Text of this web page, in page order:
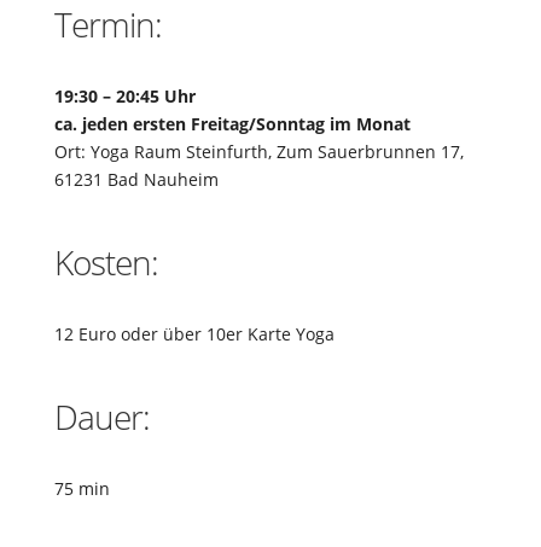
Termin:
19:30 – 20:45 Uhr
ca. jeden ersten Freitag/Sonntag im Monat
Ort: Yoga Raum Steinfurth, Zum Sauerbrunnen 17,
61231 Bad Nauheim
Kosten:
12 Euro oder über 10er Karte Yoga
Dauer:
75 min